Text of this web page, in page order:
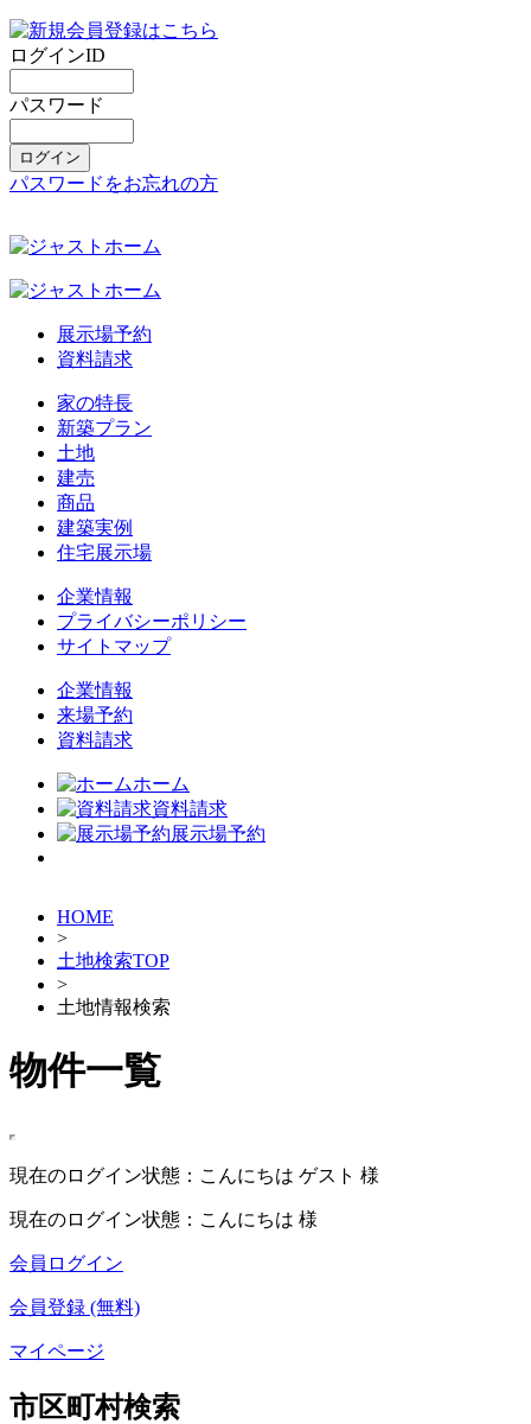
ログインID
パスワード
パスワードをお忘れの方
展示場予約
資料請求
家の特長
新築プラン
土地
建売
商品
建築実例
住宅展示場
企業情報
プライバシーポリシー
サイトマップ
企業情報
来場予約
資料請求
ホーム
資料請求
展示場予約
HOME
>
土地検索TOP
>
土地情報検索
物件一覧
現在のログイン状態：こんにちは ゲスト 様
現在のログイン状態：こんにちは 様
会員ログイン
会員登録 (無料)
マイページ
市区町村検索